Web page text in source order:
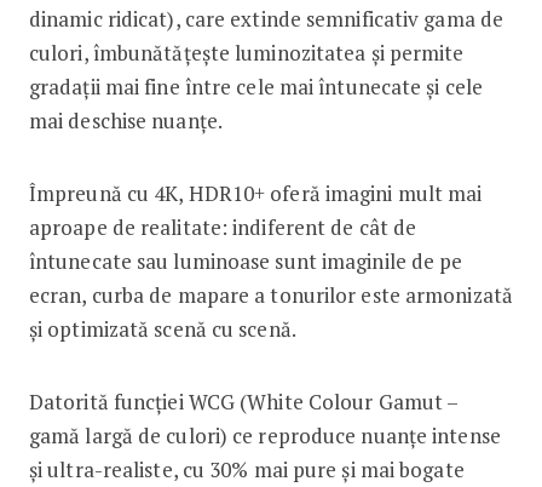
dinamic ridicat), care extinde semnificativ gama de
culori, îmbunătățește luminozitatea și permite
gradații mai fine între cele mai întunecate și cele
mai deschise nuanțe.
Împreună cu 4K, HDR10+ oferă imagini mult mai
aproape de realitate: indiferent de cât de
întunecate sau luminoase sunt imaginile de pe
ecran, curba de mapare a tonurilor este armonizată
și optimizată scenă cu scenă.
Datorită funcției WCG (White Colour Gamut –
gamă largă de culori) ce reproduce nuanțe intense
și ultra-realiste, cu 30% mai pure și mai bogate